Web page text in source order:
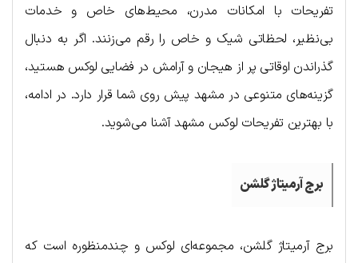
تفریحات با امکانات مدرن، محیط‌های خاص و خدمات
بی‌نظیر، لحظاتی شیک و خاص را رقم می‌زنند. اگر به دنبال
گذراندن اوقاتی پر از هیجان و آرامش در فضایی لوکس هستید،
گزینه‌های متنوعی در مشهد پیش روی شما قرار دارد. در ادامه،
با بهترین تفریحات لوکس مشهد آشنا می‌شوید.
برج آرمیتاژ گلشن
برج آرمیتاژ گلشن، مجموعه‌ای لوکس و چندمنظوره است که